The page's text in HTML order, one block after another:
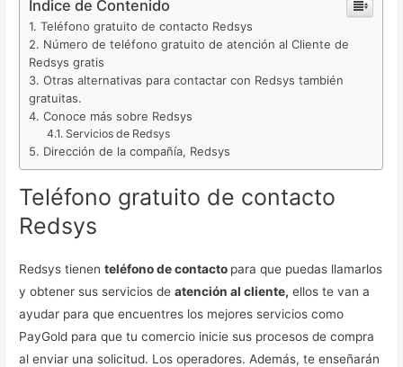
Índice de Contenido
Teléfono gratuito de contacto Redsys
Número de teléfono gratuito de atención al Cliente de
Redsys gratis
Otras alternativas para contactar con Redsys también
gratuitas.
Conoce más sobre Redsys
Servicios de Redsys
Dirección de la compañía, Redsys
Teléfono gratuito de contacto
Redsys
Redsys tienenteléfono de contacto para que puedas llamarlos
y obtener sus servicios deatención al cliente, ellos te van a
ayudar para que encuentres los mejores servicios como
PayGold para que tu comercio inicie sus procesos de compra
al enviar una solicitud. Los operadores. Además, te enseñarán